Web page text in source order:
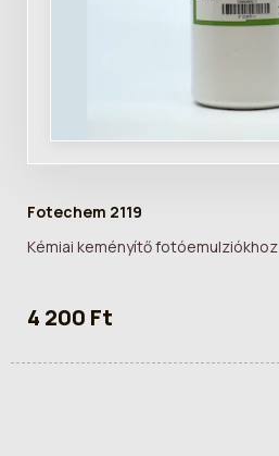
Fotechem 2119
Kémiai keményítő fotóemulziókhoz
4 200 Ft